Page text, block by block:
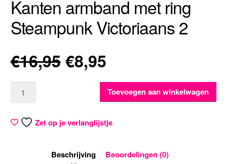
Kanten armband met ring
Steampunk Victoriaans 2
€16,95Oorspronkelijke
€8,95Huidige
prijs
Aantal Toevoegen aan winkelwagen
Zet op je verlanglijstje
Beschrijving Beoordelingen (0)